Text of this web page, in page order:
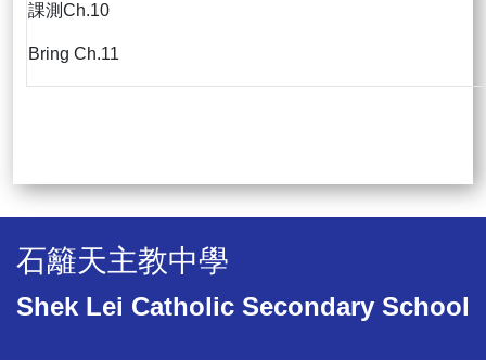
課測Ch.10
Bring Ch.11
石籬天主教中學
Shek Lei Catholic Secondary School